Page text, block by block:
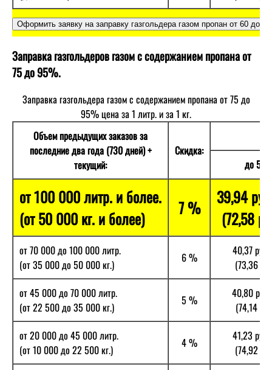
Заправка газгольдеров газом с содержанием пропана от
75 до 95%.
Заправка газгольдера газом с содержанием пропана от 75 до
95% цена за 1 литр. и за 1 кг.
Объем предыдущих заказов за
последние два года (730 дней) +
текущий:
Скидка:
до 50
от 100 000 литр. и более.
(от 50 000 кг. и более)
7 %
39,94
(72,58
от 70 000 до 100 000 литр.
(от 35 000 до 50 000 кг.)
6 %
40,37
(73,36
от 45 000 до 70 000 литр.
(от 22 500 до 35 000 кг.)
5 %
40,80
(74,14
от 20 000 до 45 000 литр.
(от 10 000 до 22 500 кг.)
4 %
41,23
(74,92